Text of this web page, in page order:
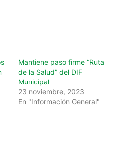
Mantiene paso firme “Ruta
de la Salud” del DIF
Municipal
23 noviembre, 2023
En "Información General"